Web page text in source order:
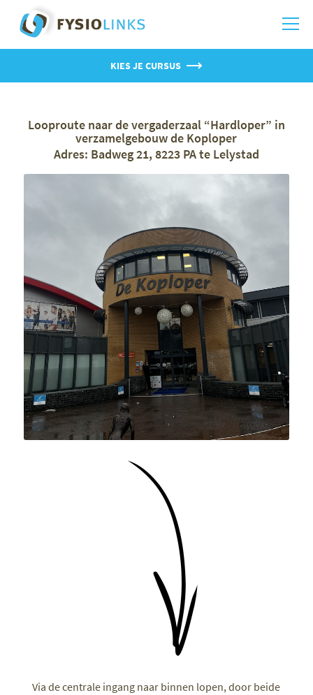
KIES JE CURSUS
Looproute naar de vergaderzaal “Hardloper” in
verzamelgebouw de Koploper
Adres: Badweg 21, 8223 PA te Lelystad
Via de centrale ingang naar binnen lopen, door beide